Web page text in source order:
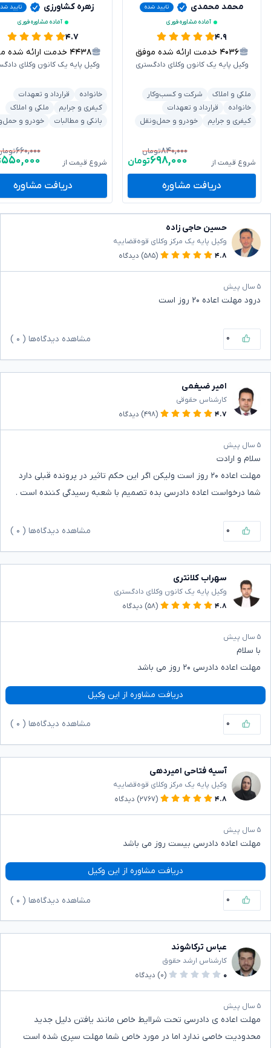
محمد محمدی
تایید شده
آماده مشاوره فوری
۴.۹
۴۰۳۶ خدمت ارائه شده موفق
وکیل پایه یک کانون وکلای دادگستری
ملکی و املاک
شرکت و کسب‌وکار
خانواده
قرارداد و تعهدات
کیفری و جرایم
خودرو و حمل‌ونقل
شروع قیمت از
۸۴۰,۰۰۰تومان
۶۹۸,۰۰۰تومان
دریافت مشاوره
زهره کشاورزی
تایید
آماده مشاوره فوری
۴.۷
۴۴۳۸ خدمت ارائه شده موفق
وکیل پایه یک کانون وکلای
خانواده
قرارداد و تعهدات
کیفری و جرایم
ملکی و املاک
بانکی و مطالبات
خودرو و
شروع قیمت از
۶۶۰,۰۰۰
۵۵۰,۰۰۰
دریافت مشاوره
حسین حاجی زاده
وکیل پایه یک مرکز وکلای قوه‌قضاییه
۴.۸
(۵۸۵) دیدگاه
۵ سال پیش
درود مهلت اعاده ۲۰ روز است
۰ مشاهده دیدگاه‌ها ( ۰
امیر ضیغمی
کارشناس حقوقی
۴.۷
(۴۹۸) دیدگاه
۵ سال پیش
سلام و ارادت
مهلت اعاده ۲۰ روز است ولیکن اگر این حکم تاثیر در پرونده قبلی دارد
شما درخواست اعاده دادرسی بده تصمیم با شعبه رسیدگی کننده است .
۰ مشاهده دیدگاه‌ها ( ۰
سهراب کلانتری
وکیل پایه یک کانون وکلای دادگستری
۴.۸
(۵۸) دیدگاه
۵ سال پیش
با سلام
مهلت اعاده دادرسی ۲۰ روز می باشد
دریافت مشاوره از این وکیل
۰ مشاهده دیدگاه‌ها ( ۰
آسیه فتاحی امیردهی
وکیل پایه یک مرکز وکلای قوه‌قضاییه
۴.۸
(۲۷۶۷) دیدگاه
۵ سال پیش
مهلت اعاده دادرسی بیست روز می باشد
دریافت مشاوره از این وکیل
۰ مشاهده دیدگاه‌ها ( ۰
عباس ترکاشوند
کارشناس ارشد حقوق
۰
(۰) دیدگاه
۵ سال پیش
مهلت اعاده ی دادرسی تحت شراایط خاص مانند یافتن دلیل جدید
محدودیت خاصی ندارد اما در مورد خاص شما مهلت سپری شده است